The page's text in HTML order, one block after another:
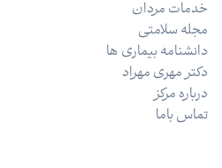
خدمات مردان
مجله سلامتی
دانشنامه بیماری ها
دکتر مهری مهراد
درباره مرکز
تماس باما